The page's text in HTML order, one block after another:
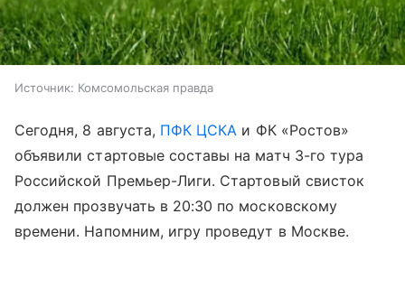
Источник: Комсомольская правда
Сегодня, 8 августа, ПФК ЦСКА и ФК «Ростов»
объявили стартовые составы на матч 3-го тура
Российской Премьер-Лиги. Стартовый свисток
должен прозвучать в 20:30 по московскому
времени. Напомним, игру проведут в Москве.